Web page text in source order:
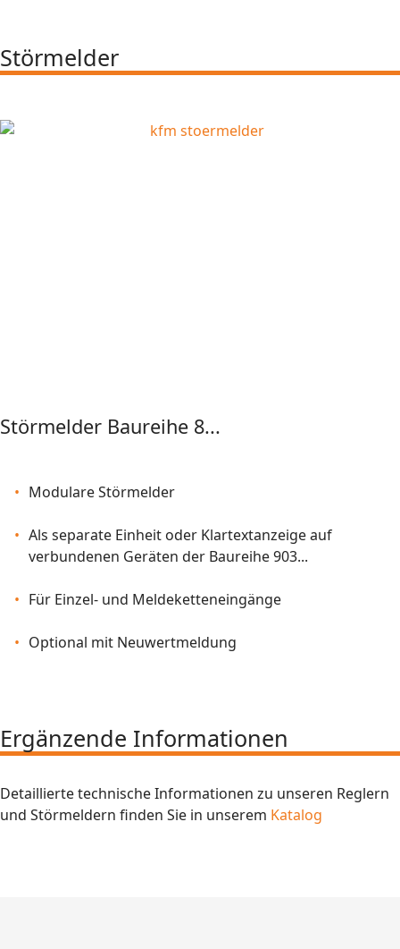
Störmelder
Störmelder Baureihe 8...
Modulare Störmelder
Als separate Einheit oder Klartextanzeige auf
verbundenen Geräten der Baureihe 903...
Für Einzel- und Meldeketteneingänge
Optional mit Neuwertmeldung
Ergänzende Informationen
Detaillierte technische Informationen zu unseren Reglern
und Störmeldern finden Sie in unserem Katalog